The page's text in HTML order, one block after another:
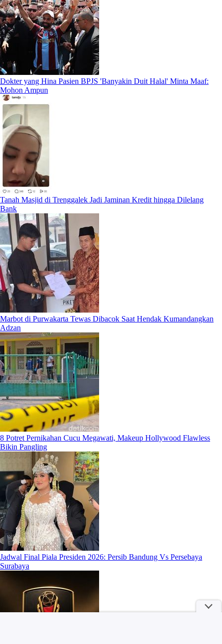
Dokter yang Hina Pasien BPJS 'Banyakin Duit Halal' Minta Maaf:
Mohon Ampun
Tanah Masjid di Trenggalek Jadi Jaminan Kredit hingga Dilelang
Bank
Marbot di Purwakarta Tewas Dibacok Saat Hendak Kumandangkan
Adzan
8 Potret Pernikahan Cucu Megawati, Makeup Hollywood Flawless
Bikin Pangling
Jadwal Final Piala Presiden 2026: Persib Bandung Vs Persebaya
Surabaya